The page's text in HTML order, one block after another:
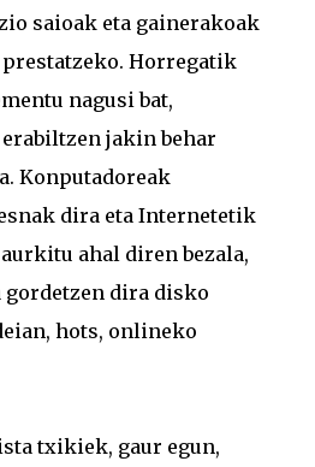
saioak eta gainerakoak
Horregatik
nagusi bat,
jakin behar
Konputadoreak
dira eta Internetetik
ahal diren bezala,
dira disko
hots, onlineko
txikiek, gaur egun,